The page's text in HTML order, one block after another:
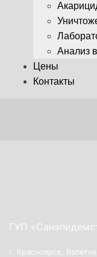
Анализ
Цены
Контакты
ГУП
г. Красноярск,